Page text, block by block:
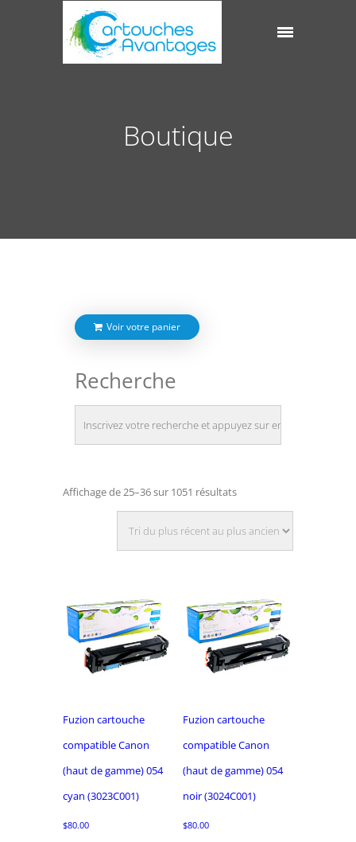
Boutique
Voir votre panier
Recherche
Affichage de 25–36 sur 1051 résultats
Fuzion cartouche
compatible Canon
(haut de gamme) 054
cyan (3023C001)
$80.00
Fuzion cartouche
compatible Canon
(haut de gamme) 054
noir (3024C001)
$80.00